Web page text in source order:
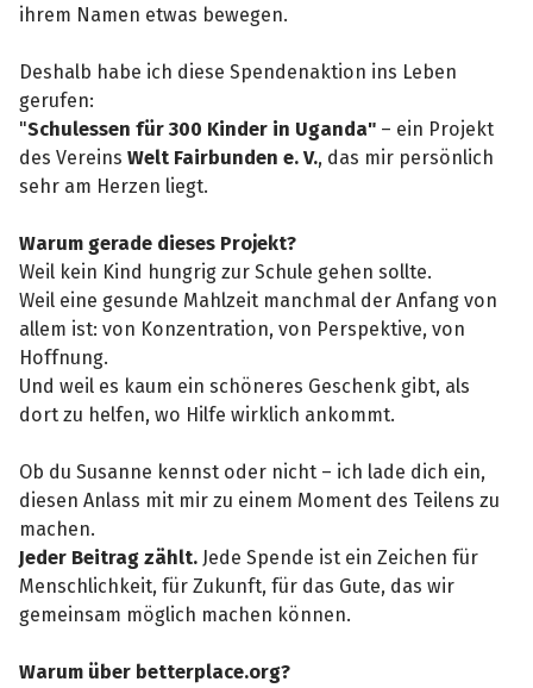
ihrem Namen etwas bewegen.
Deshalb habe ich diese Spendenaktion ins Leben
gerufen:
"Schulessen für 300 Kinder in Uganda" – ein Projekt
des VereinsWelt Fairbunden e. V., das mir persönlich
sehr am Herzen liegt.
Warum gerade dieses Projekt?
Weil kein Kind hungrig zur Schule gehen sollte.
Weil eine gesunde Mahlzeit manchmal der Anfang von
allem ist: von Konzentration, von Perspektive, von
Hoffnung.
Und weil es kaum ein schöneres Geschenk gibt, als
dort zu helfen, wo Hilfe wirklich ankommt.
Ob du Susanne kennst oder nicht – ich lade dich ein,
diesen Anlass mit mir zu einem Moment des Teilens zu
machen.
Jeder Beitrag zählt. Jede Spende ist ein Zeichen für
Menschlichkeit, für Zukunft, für das Gute, das wir
gemeinsam möglich machen können.
Warum über betterplace.org?